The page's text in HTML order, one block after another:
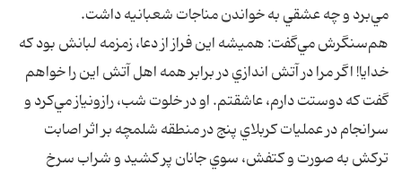
مي‌برد و چه عشقي به خواندن مناجات شعبانيه داشت.
هم‌سنگرش مي‌گفت: هميشه اين فراز از دعا، زمزمه لبانش بود که
خدايا! اگر مرا در آتش اندازي در برابر همه اهل آتش اين را خواهم
گفت که دوستت دارم، عاشقتم. او در خلوت شب، رازونياز مي‌کرد و
سرانجام در عمليات کربلاي پنج در منطقه شلمچه بر اثر اصابت
ترکش به‌ صورت و کتفش، سوي جانان پر کشيد و شراب سرخ